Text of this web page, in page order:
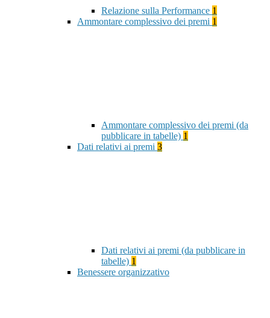
Relazione sulla Performance 1
Ammontare complessivo dei premi 1
Ammontare complessivo dei premi (da
pubblicare in tabelle) 1
Dati relativi ai premi 3
Dati relativi ai premi (da pubblicare in
tabelle) 1
Benessere organizzativo